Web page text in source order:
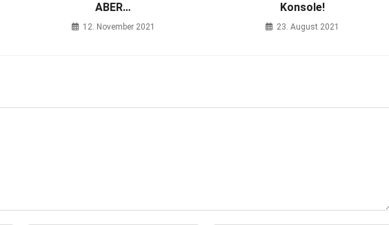
ABER…
12. November 2021
Konsole!
23. August 2021